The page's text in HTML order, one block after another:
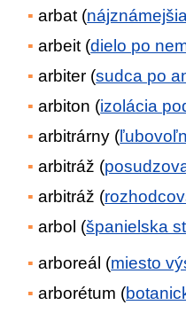
arbat (
arbeit (dielo po
arbiter (sudca po
arbiton (izolácia
arbitrárny (
arbitráž (
arbitráž (
arbol (španielska
arboreál (miesto
arborétum (